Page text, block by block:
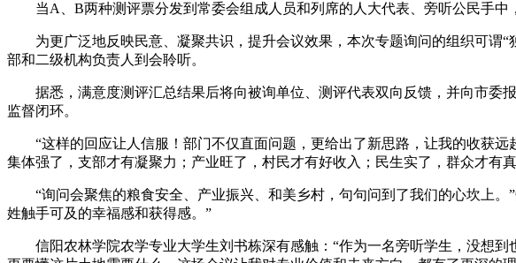
当A、B两种测评票分发到常委会组成人员和列席的人大代表、旁听公民手中
为更广泛地反映民意、凝聚共识，提升会议效果，本次专题询问的组织可谓“
部和二级机构负责人到会聆听。
据悉，满意度测评汇总结果后将向被询单位、测评代表双向反馈，并向市委
监督闭环。
“这样的回应让人信服！部门不仅直面问题，更给出了新思路，让我的收获远
集体强了，支部才有凝聚力；产业旺了，村民才有好收入；民生实了，群众才有
“询问会聚焦的粮食安全、产业振兴、和美乡村，句句问到了我们的心坎上。
姓触手可及的幸福感和获得感。”
信阳农林学院农学专业大学生刘书栋深有感触：“作为一名旁听学生，没想到